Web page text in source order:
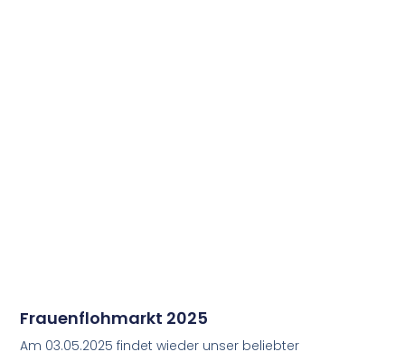
Frauenflohmarkt 2025
Am 03.05.2025 findet wieder unser beliebter